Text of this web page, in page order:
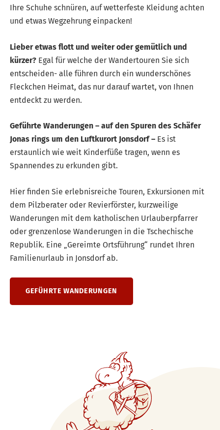
Ihre Schuhe schnüren, auf wetterfeste Kleidung achten
und etwas Wegzehrung einpacken!
Lieber etwas flott und weiter oder gemütlich und
kürzer? Egal für welche der Wandertouren Sie sich
entscheiden- alle führen durch ein wunderschönes
Fleckchen Heimat, das nur darauf wartet, von Ihnen
entdeckt zu werden.
Geführte Wanderungen – auf den Spuren des Schäfer
Jonas rings um den Luftkurort Jonsdorf – Es ist
erstaunlich wie weit Kinderfüße tragen, wenn es
Spannendes zu erkunden gibt.
Hier finden Sie erlebnisreiche Touren, Exkursionen mit
dem Pilzberater oder Revierförster, kurzweilige
Wanderungen mit dem katholischen Urlauberpfarrer
oder grenzenlose Wanderungen in die Tschechische
Republik. Eine „Gereimte Ortsführung“ rundet Ihren
Familienurlaub in Jonsdorf ab.
GEFÜHRTE WANDERUNGEN